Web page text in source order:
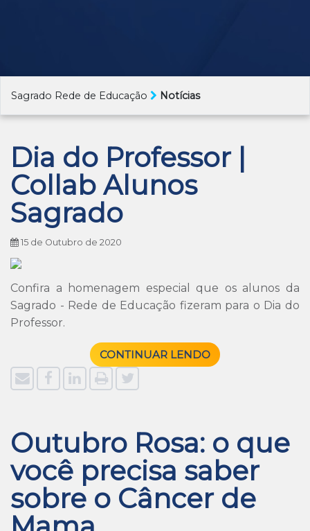
Sagrado Rede de Educação Notícias
Dia do Professor |
Collab Alunos
Sagrado
15 de Outubro de 2020
Confira a homenagem especial que os alunos da
Sagrado - Rede de Educação fizeram para o Dia do
Professor.
CONTINUAR LENDO
Outubro Rosa: o que
você precisa saber
sobre o Câncer de